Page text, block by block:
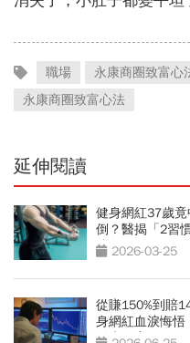
職場 永康商圈致富心
永康商圈致富心法
延伸閱讀
健身網紅37歲
倒？醫揭「2習
跡象2026-03-25
從賺150%到賠
身網紅血淚悔悟
動也放棄